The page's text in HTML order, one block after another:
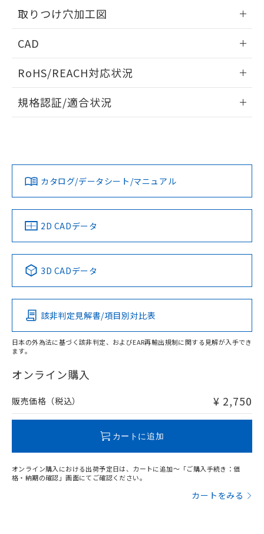
取りつけ穴加工図
CAD
ドすることができます。
ログイン/会員登録
ダウンロードデータをご利用いただく前に、以下を必ずお読
みください。
ソフトウェアの使用条件
RoHS/REACH対応状況
EU RoHS 注意事項・凡例
対応済み
中国 RoHS 注意事項・凡例
Pb Hg Cd Cr(VI)
O
在庫等で未対応品が混在する可能性があります。
問い合わせください。
規格認証/適合状況
LR型式承認
（イギリス
船舶規格）
DNV型式承認
（ノルウェー
BV型式承認
（フランス
KR型式
（韓国
No No No No
この製品の規格認証/適合状況ページへ
その他の認証はこちらのページからご検索ください
カタログ/データシート/マニュアル
2D CADデータ
3D CADデータ
該非判定見解書/項目別対比表
日本の外為法に基づく該非判定、およびEAR再輸出規制に関する見解が入手でき
ます。
オンライン購入
販売価格（税込） ¥ 2,750
カートに追加
オンライン購入における出荷予定日は、カートに追加～「ご購入手続き：価
格・納期の確認」画面にてご確認ください。
カートをみる
既に当社にて対応品への在庫切替を完了
していることから、特段のことがない限
り、2022年1月12日より割愛しておりま